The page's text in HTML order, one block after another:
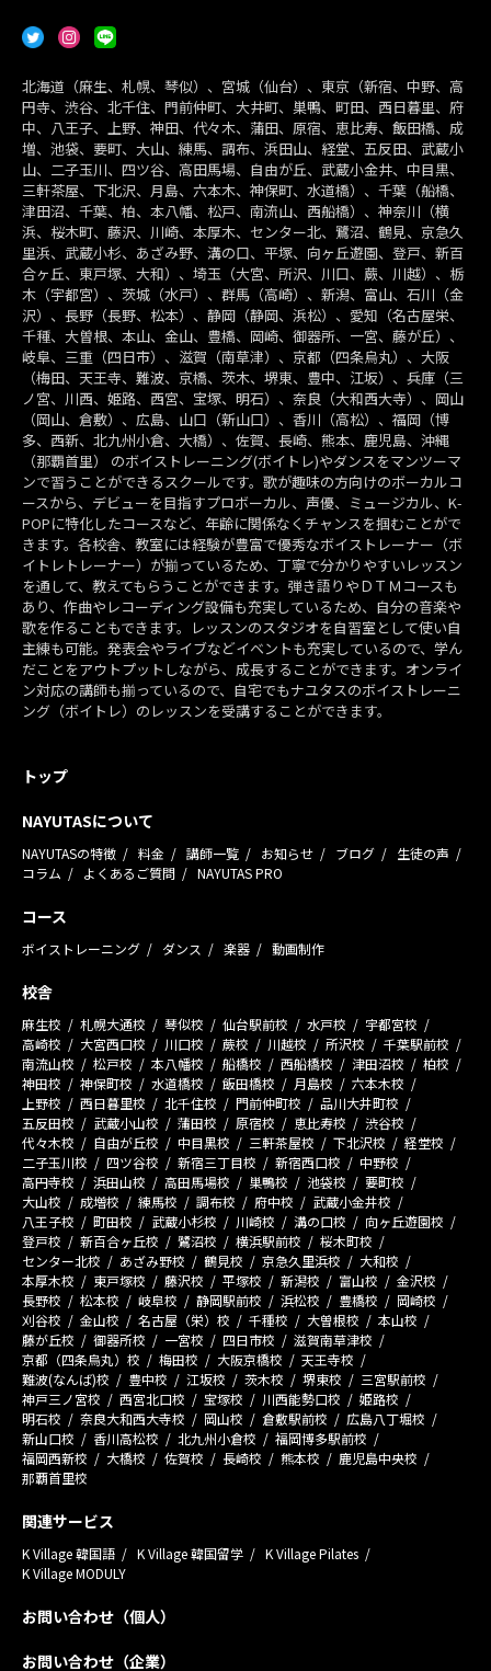
北海道（麻生、札幌、琴似）、宮城（仙台）、東京（新宿、中野、高
円寺、渋谷、北千住、門前仲町、大井町、巣鴨、町田、西日暮里、府
中、八王子、上野、神田、代々木、蒲田、原宿、恵比寿、飯田橋、成
増、池袋、要町、大山、練馬、調布、浜田山、経堂、五反田、武蔵小
山、二子玉川、四ツ谷、高田馬場、自由が丘、武蔵小金井、中目黒、
三軒茶屋、下北沢、月島、六本木、神保町、水道橋）、千葉（船橋、
津田沼、千葉、柏、本八幡、松戸、南流山、西船橋）、神奈川（横
浜、桜木町、藤沢、川崎、本厚木、センター北、鷺沼、鶴見、京急久
里浜、武蔵小杉、あざみ野、溝の口、平塚、向ヶ丘遊園、登戸、新百
合ヶ丘、東戸塚、大和）、埼玉（大宮、所沢、川口、蕨、川越）、栃
木（宇都宮）、茨城（水戸）、群馬（高崎）、新潟、富山、石川（金
沢）、長野（長野、松本）、静岡（静岡、浜松）、愛知（名古屋栄、
千種、大曽根、本山、金山、豊橋、岡崎、御器所、一宮、藤が丘）、
岐阜、三重（四日市）、滋賀（南草津）、京都（四条烏丸）、大阪
（梅田、天王寺、難波、京橋、茨木、堺東、豊中、江坂）、兵庫（三
ノ宮、川西、姫路、西宮、宝塚、明石）、奈良（大和西大寺）、岡山
（岡山、倉敷）、広島、山口（新山口）、香川（高松）、福岡（博
多、西新、北九州小倉、大橋）、佐賀、長崎、熊本、鹿児島、沖縄
（那覇首里） のボイストレーニング(ボイトレ)やダンスをマンツーマ
ンで習うことができるスクールです。歌が趣味の方向けのボーカルコ
ースから、デビューを目指すプロボーカル、声優、ミュージカル、K-
POPに特化したコースなど、年齢に関係なくチャンスを掴むことがで
きます。各校舎、教室には経験が豊富で優秀なボイストレーナー（ボ
イトレトレーナー）が揃っているため、丁寧で分かりやすいレッスン
を通して、教えてもらうことができます。弾き語りやＤＴＭコースも
あり、作曲やレコーディング設備も充実しているため、自分の音楽や
歌を作ることもできます。レッスンのスタジオを自習室として使い自
主練も可能。発表会やライブなどイベントも充実しているので、学ん
だことをアウトプットしながら、成長することができます。オンライ
ン対応の講師も揃っているので、自宅でもナユタスのボイストレーニ
ング（ボイトレ）のレッスンを受講することができます。
トップ
NAYUTASについて
NAYUTASの特徴 料金 講師一覧 お知らせ ブログ
生徒の声
コラム
よくあるご質問 NAYUTAS PRO
コース
ボイストレーニング ダンス 楽器 動画制作
校舎
麻生校 札幌大通校 琴似校 仙台駅前校 水戸校
宇都宮校
高崎校
大宮西口校 川口校 蕨校 川越校 所沢校
千葉駅前校
南流山校
松戸校 本八幡校 船橋校 西船橋校 津田沼校
柏校
神田校
神保町校 水道橋校 飯田橋校 月島校
六本木校
上野校
西日暮里校 北千住校 門前仲町校
品川大井町校
五反田校
武蔵小山校 蒲田校 原宿校 恵比寿校
渋谷校
代々木校
自由が丘校 中目黒校 三軒茶屋校 下北沢校
経堂校
二子玉川校
四ツ谷校 新宿三丁目校 新宿西口校
中野校
高円寺校
浜田山校 高田馬場校 巣鴨校 池袋校
要町校
大山校
成増校 練馬校 調布校 府中校
武蔵小金井校
八王子校
町田校 武蔵小杉校 川崎校 溝の口校
向ヶ丘遊園校
登戸校
新百合ヶ丘校 鷺沼校 横浜駅前校
桜木町校
センター北校
あざみ野校 鶴見校 京急久里浜校
大和校
本厚木校
東戸塚校 藤沢校 平塚校 新潟校 富山校
金沢校
長野校
松本校 岐阜校 静岡駅前校 浜松校 豊橋校
岡崎校
刈谷校
金山校 名古屋（栄）校 千種校 大曽根校
本山校
藤が丘校
御器所校 一宮校 四日市校
滋賀南草津校
京都（四条烏丸）校
梅田校 大阪京橋校
天王寺校
難波(なんば)校
豊中校 江坂校 茨木校 堺東校
三宮駅前校
神戸三ノ宮校
西宮北口校 宝塚校 川西能勢口校
姫路校
明石校
奈良大和西大寺校 岡山校 倉敷駅前校
広島八丁堀校
新山口校
香川高松校 北九州小倉校
福岡博多駅前校
福岡西新校
大橋校 佐賀校 長崎校 熊本校
鹿児島中央校
那覇首里校
関連サービス
K Village 韓国語 K Village 韓国留学
K Village Pilates
K Village MODULY
お問い合わせ（個人）
お問い合わせ（企業）